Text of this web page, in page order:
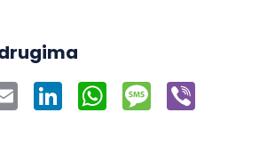
Email LinkedInWhatsApp
Message